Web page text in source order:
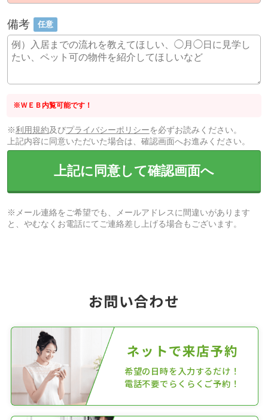
備考 任意
※ＷＥＢ内覧可能です！
※利用規約及びプライバシーポリシーを必ずお読みください。
上記内容に同意いただいた場合は、確認画面へお進みください。
上記に同意して確認画面へ
※メール連絡をご希望でも、メールアドレスに間違いがあります
と、やむなくお電話にてご連絡差し上げる場合もございます。
お問い合わせ
ネットで来店予約
希望の日時を入力するだけ！
電話不要でらくらくご予約！